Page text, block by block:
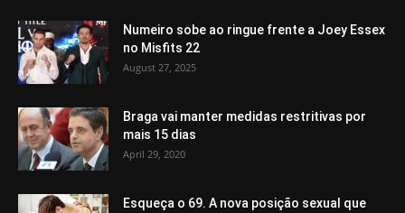
Numeiro sobe ao ringue frente a Joey Essex
no Misfits 22
August 27, 2025
Braga vai manter medidas restritivas por
mais 15 dias
April 29, 2020
Esqueça o 69. A nova posição sexual que